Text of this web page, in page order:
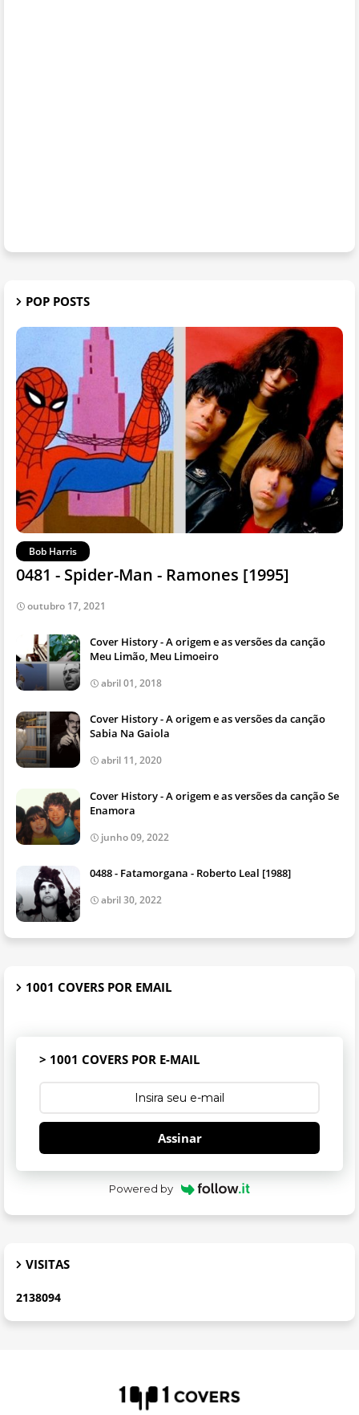
POP POSTS
Bob Harris
0481 - Spider-Man - Ramones [1995]
outubro 17, 2021
Cover History - A origem e as versões da canção
Meu Limão, Meu Limoeiro
abril 01, 2018
Cover History - A origem e as versões da canção
Sabia Na Gaiola
abril 11, 2020
Cover History - A origem e as versões da canção Se
Enamora
junho 09, 2022
0488 - Fatamorgana - Roberto Leal [1988]
abril 30, 2022
1001 COVERS POR EMAIL
> 1001 COVERS POR E-MAIL
Assinar
Powered by
VISITAS
2138094